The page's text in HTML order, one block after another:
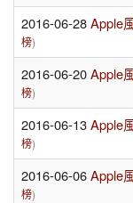
2016-06-28Apple
榜)
2016-06-20Apple
榜)
2016-06-13Apple
榜)
2016-06-06Apple
榜)